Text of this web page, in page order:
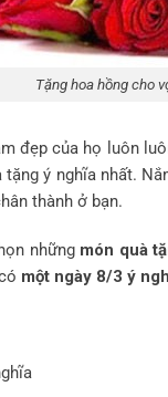
Tặng hoa hồng cho
đẹp của họ luôn
ý nghĩa nhất.
thành ở bạn.
những món quà
một ngày 8/3 ý